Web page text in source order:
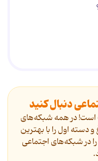
دنبال کنید
است! در همه شبکه‌های
دسته اول را با بهترین
را در شبکه‌های اجتماعی